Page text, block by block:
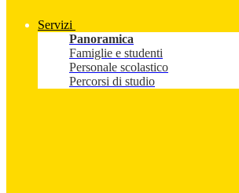
Servizi
Panoramica
Famiglie e studenti
Personale scolastico
Percorsi di studio